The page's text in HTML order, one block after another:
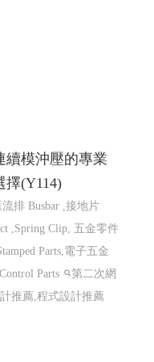
續模沖壓的專業
擇(Y114)
排 Busbar ,接地片
,Spring Clip, 五金零件
Parts,電子五金
Parts
第二次網
推薦,程式設計推薦